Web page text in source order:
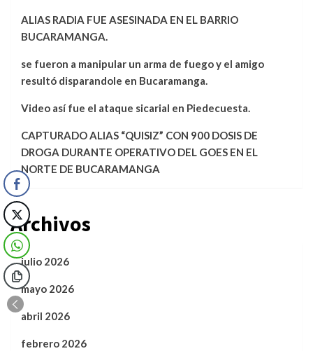
ALIAS RADIA FUE ASESINADA EN EL BARRIO
BUCARAMANGA.
se fueron a manipular un arma de fuego y el amigo
resultó disparandole en Bucaramanga.
Video así fue el ataque sicarial en Piedecuesta.
CAPTURADO ALIAS “QUISIZ” CON 900 DOSIS DE
DROGA DURANTE OPERATIVO DEL GOES EN EL
NORTE DE BUCARAMANGA
Archivos
julio 2026
mayo 2026
abril 2026
febrero 2026